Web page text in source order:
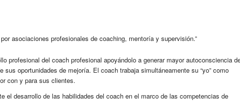
asociaciones profesionales de coaching, mentoría y supervisión.”
profesional del coach profesional apoyándolo a generar mayor autoconsciencia
oportunidades de mejoría. El coach trabaja simultáneamente su “yo” como
con y para sus clientes.
el desarrollo de las habilidades del coach en el marco de las competencias de